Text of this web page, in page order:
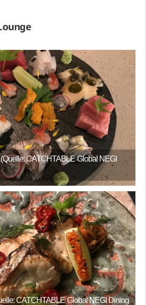
CATCHTABLE Global NEGI
CATCHTABLE Global NEGI Dining